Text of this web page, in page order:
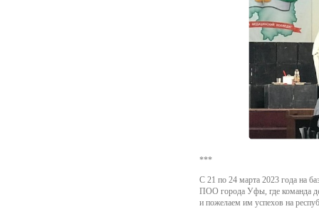
***
С 21 по 24 марта 2023 года на
ПОО города Уфы, где команда
и пожелаем им успехов на